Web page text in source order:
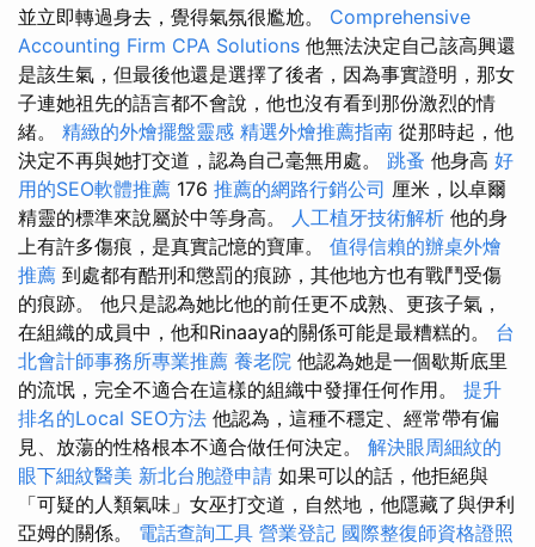
並立即轉過身去，覺得氣氛很尷尬。 Comprehensive
Accounting Firm CPA Solutions 他無法決定自己該高興還
是該生氣，但最後他還是選擇了後者，因為事實證明，那女
子連她祖先的語言都不會說，他也沒有看到那份激烈的情
緒。 精緻的外燴擺盤靈感 精選外燴推薦指南 從那時起，他
決定不再與她打交道，認為自己毫無用處。 跳蚤 他身高 好
用的SEO軟體推薦 176 推薦的網路行銷公司 厘米，以卓爾
精靈的標準來說屬於中等身高。
人工植牙技術解析 他的身
上有許多傷痕，是真實記憶的寶庫。 值得信賴的辦桌外燴
推薦 到處都有酷刑和懲罰的痕跡，其他地方也有戰鬥受傷
的痕跡。 他只是認為她比他的前任更不成熟、更孩子氣，
在組織的成員中，他和Rinaaya的關係可能​​是最糟糕的。 台
北會計師事務所專業推薦 養老院 他認為她是一個歇斯底里
的流氓，完全不適合在這樣的組織中發揮任何作用。 提升
排名的Local SEO方法 他認為，這種不穩定、經常帶有偏
見、放蕩的性格根本不適合做任何決定。 解決眼周細紋的
眼下細紋醫美 新北台胞證申請 如果可以的話，他拒絕與
「可疑的人類氣味」女巫打交道，自然地，他隱藏了與伊利
亞姆的關係。 電話查詢工具 營業登記 國際整復師資格證照